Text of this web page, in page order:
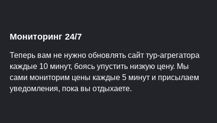
Мониторинг 24/7
Теперь вам не нужно обновлять сайт тур-агрегатора
каждые 10 минут, боясь упустить низкую цену. Мы
сами мониторим цены каждые 5 минут и присылаем
уведомления, пока вы отдыхаете.